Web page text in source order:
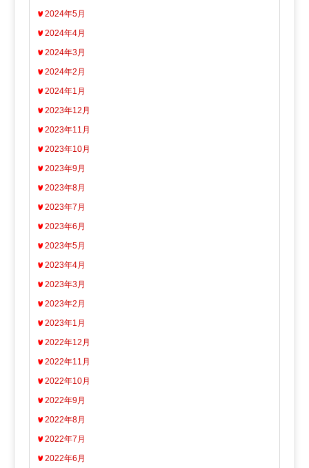
2024年5月
2024年4月
2024年3月
2024年2月
2024年1月
2023年12月
2023年11月
2023年10月
2023年9月
2023年8月
2023年7月
2023年6月
2023年5月
2023年4月
2023年3月
2023年2月
2023年1月
2022年12月
2022年11月
2022年10月
2022年9月
2022年8月
2022年7月
2022年6月